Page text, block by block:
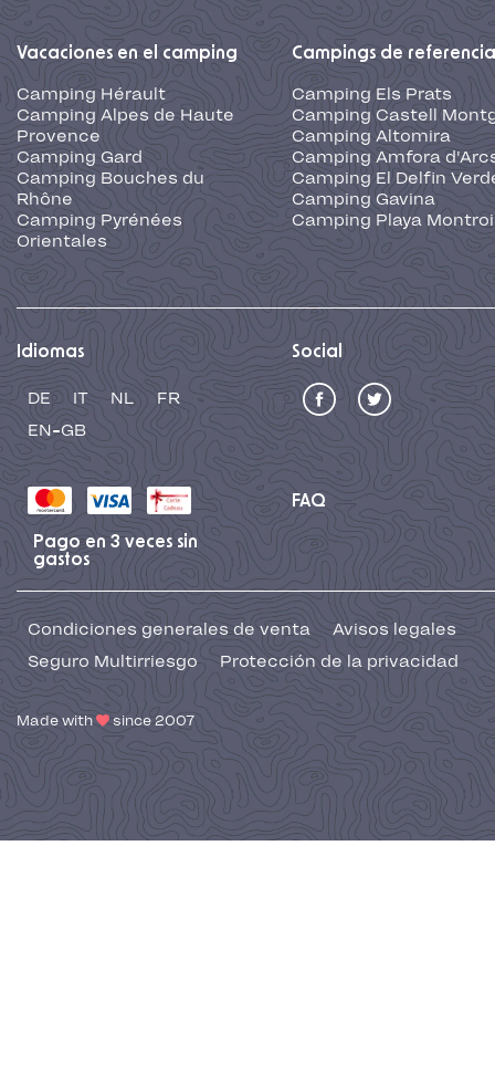
Vacaciones en el camping
Camping Hérault
Camping Alpes de Haute
Provence
Camping Gard
Camping Bouches du
Rhône
Camping Pyrénées
Orientales
Campings de referencia
Camping Els Prats
Camping Castell
Camping Altomira
Camping Amfora
Camping El Delfin
Camping Gavina
Camping Playa
Idiomas
DE IT NL
FR
EN-GB
Social
FAQ
Pago en 3 veces sin
gastos
Condiciones generales de venta
Avisos legales
Seguro Multirriesgo
Protección de la privacidad
Made with since 2007